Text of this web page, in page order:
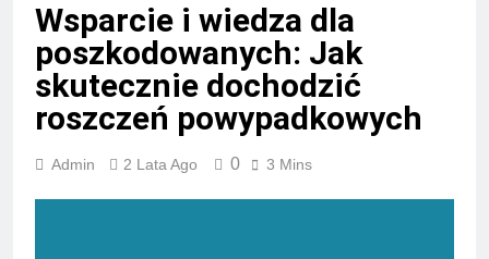
Wsparcie i wiedza dla
poszkodowanych: Jak
skutecznie dochodzić
roszczeń powypadkowych
Admin 2 Lata Ago 0 3 Mins